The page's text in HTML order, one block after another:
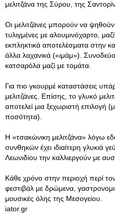
μελιτζάνα της Σύρου, της
Οι μελιτζάνες μπορούν να
τυλιγμένες με αλουμινόχαρτο,
εκπληκτικά αποτελέσματα στην
άλλα λαχανικά («ιμάμ»).
κατσαρόλα μαζί με τομάτα.
Για πιο γκουρμέ καταστάσεις
μελιτζάνες. Επίσης, το γλυκό
αποτελεί μια ξεχωριστή επιλογή
ποσότητα).
Η «τσακώνικη μελιτζάνα» λόγω
συνθηκών έχει ιδιαίτερη γλυκιά
Λεωνιδίου την καλλιεργούν με
Κάθε χρόνο στην περιοχή περί τον
φεστιβάλ με δρώμενα,
μουσικές όλης της Μεσογείου.
iator.gr